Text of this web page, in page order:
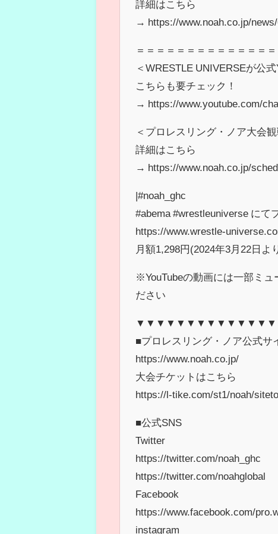
詳細はこちら
→ https://www.noah.co.jp/
＝＝＝＝＝＝＝＝＝＝＝＝＝
＜WRESTLE UNIVERSEが公
こちらも要チェック！
→ https://www.youtube.com/
＜プロレスリング・ノア大会
詳細はこちら
→ https://www.noah.co.jp/
|#noah_ghc
#abema #wrestleuniverse にて
https://www.wrestle-
月額1,298円(2024年3月22日よ
※YouTubeの動画には一部ミュ
ださい
■プロレスリング・ノア公式サ
https://www.noah.co.jp/
大会チケットはこちら
https://l-tike.com/st1/noah/
■公式SNS
Twitter
https://twitter.com/noah_ghc
https://twitter.com/noahglobal
Facebook
https://www.facebook.com/
instagram